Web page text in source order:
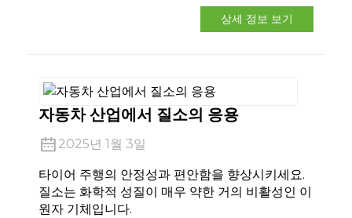
상세 정보 보기
자동차 산업에서 질소의 응용
2025년 1월 3일
타이어 주행의 안정성과 편안함을 향상시키세요.
질소는 화학적 성질이 매우 약한 거의 비활성인 이
원자 기체입니다.